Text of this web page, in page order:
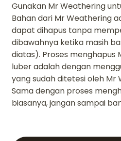
Gunakan Mr Weathering
Bahan dari Mr Weathering
dapat dihapus tanpa
dibawahnya ketika masih
diatas). Proses menghapus
luber adalah dengan
yang sudah ditetesi oleh Mr
Sama dengan proses
biasanya, jangan sampai